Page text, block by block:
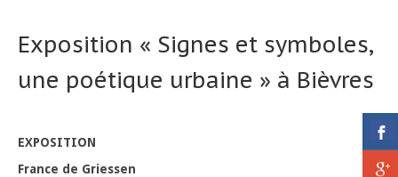
NEWS
CATALOGUE
Exposition « Signes et symboles,
une poétique urbaine » à Bièvres
EXPOSITION
France de Griessen